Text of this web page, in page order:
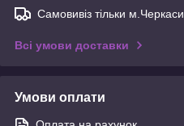
Самовивіз тільки м.Черкаси
Всі умови доставки
Умови оплати